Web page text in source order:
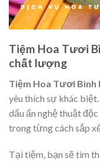
Tiệm Hoa Tươi
chất lượng
Tiệm Hoa Tươi Bình
yêu thích sự khác
dấu ấn nghệ thuật
trong từng cách sắp
Tại tiệm, bạn sẽ tìm